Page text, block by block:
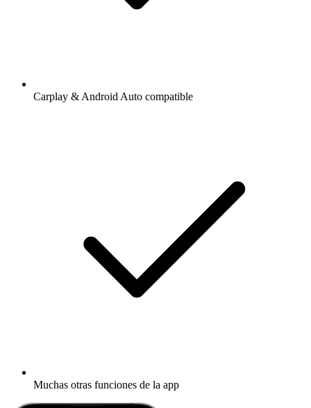
Carplay & Android Auto compatible
Muchas otras funciones de la app